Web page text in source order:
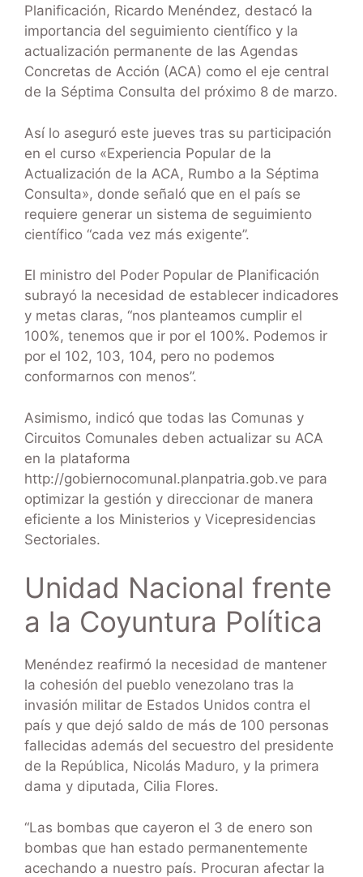
Planificación, Ricardo Menéndez, destacó la
importancia del seguimiento científico y la
actualización permanente de las Agendas
Concretas de Acción (ACA) como el eje central
de la Séptima Consulta del próximo 8 de marzo.
Así lo aseguró este jueves tras su participación
en el curso «Experiencia Popular de la
Actualización de la ACA, Rumbo a la Séptima
Consulta», donde señaló que en el país se
requiere generar un sistema de seguimiento
científico “cada vez más exigente”.
El ministro del Poder Popular de Planificación
subrayó la necesidad de establecer indicadores
y metas claras, “nos planteamos cumplir el
100%, tenemos que ir por el 100%. Podemos ir
por el 102, 103, 104, pero no podemos
conformarnos con menos”.
Asimismo, indicó que todas las Comunas y
Circuitos Comunales deben actualizar su ACA
en la plataforma
http://gobiernocomunal.planpatria.gob.ve para
optimizar la gestión y direccionar de manera
eficiente a los Ministerios y Vicepresidencias
Sectoriales.
Unidad Nacional frente
a la Coyuntura Política
Menéndez reafirmó la necesidad de mantener
la cohesión del pueblo venezolano tras la
invasión militar de Estados Unidos contra el
país y que dejó saldo de más de 100 personas
fallecidas además del secuestro del presidente
de la República, Nicolás Maduro, y la primera
dama y diputada, Cilia Flores.
“Las bombas que cayeron el 3 de enero son
bombas que han estado permanentemente
acechando a nuestro país. Procuran afectar la